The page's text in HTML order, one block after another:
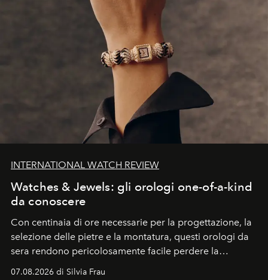
INTERNATIONAL WATCH REVIEW
Watches & Jewels: gli orologi one-of-a-kind
da conoscere
Con centinaia di ore necessarie per la progettazione, la
selezione delle pietre e la montatura, questi orologi da
sera rendono pericolosamente facile perdere la
cognizione del tempo. Ma con quadranti così
07.08.2026 di Silvia Frau